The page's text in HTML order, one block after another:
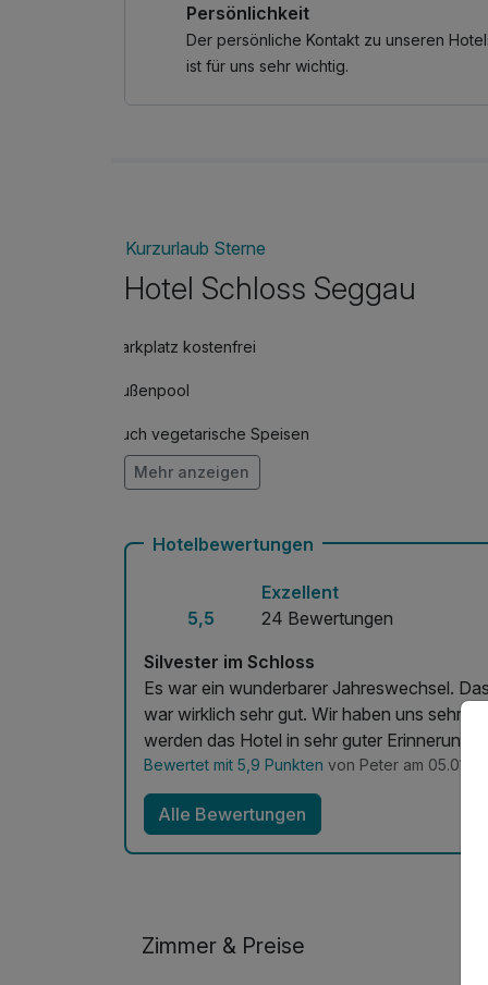
Persönlichkeit
Der persönliche Kontakt zu unseren
ist für uns sehr wichtig.
Kurzurlaub Sterne
Hotel Schloss Seggau
Parkplatz kostenfrei
Außenpool
Auch vegetarische Speisen
Kostenloses W-LAN
Mehr anzeigen
Hotelbewertungen
5,5
Exzellent
24 Bewertungen
Silvester im Schloss
Es war ein wunderbarer Jahreswechsel.
war wirklich sehr gut. Wir haben uns sehr
werden das Hotel in sehr guter Erinnerung
Bewertet mit 5,9 Punkten von Peter am
Alle Bewertungen
Zimmer & Preise